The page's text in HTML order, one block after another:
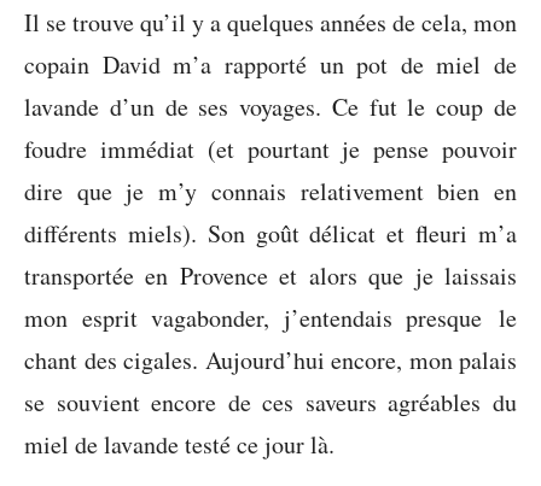
Il se trouve qu’il y a quelques années de cela, mon
copain David m’a rapporté un pot de miel de
lavande d’un de ses voyages. Ce fut le coup de
foudre immédiat (et pourtant je pense pouvoir
dire que je m’y connais relativement bien en
différents miels). Son goût délicat et fleuri m’a
transportée en Provence et alors que je laissais
mon esprit vagabonder, j’entendais presque le
chant des cigales. Aujourd’hui encore, mon palais
se souvient encore de ces saveurs agréables du
miel de lavande testé ce jour là.